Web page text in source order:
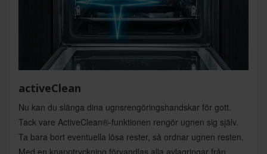
activeClean
Nu kan du slänga dina ugnsrengöringshandskar för gott.
Tack vare ActiveClean®-funktionen rengör ugnen sig själv.
Ta bara bort eventuella lösa rester, så ordnar ugnen resten.
Med en knapptryckning förvandlas alla avlagringar från